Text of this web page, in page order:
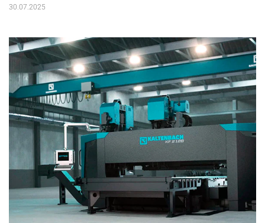
30.07.2025